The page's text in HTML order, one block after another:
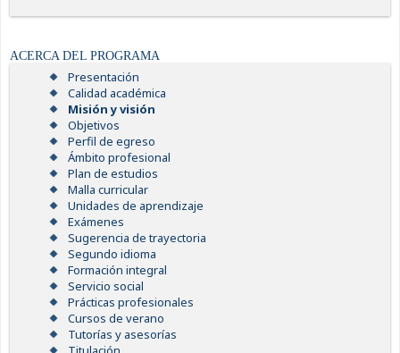
ACERCA DEL PROGRAMA
Presentación
Calidad académica
Misión y visión
Objetivos
Perfil de egreso
Ámbito profesional
Plan de estudios
Malla curricular
Unidades de aprendizaje
Exámenes
Sugerencia de trayectoria
Segundo idioma
Formación integral
Servicio social
Prácticas profesionales
Cursos de verano
Tutorías y asesorías